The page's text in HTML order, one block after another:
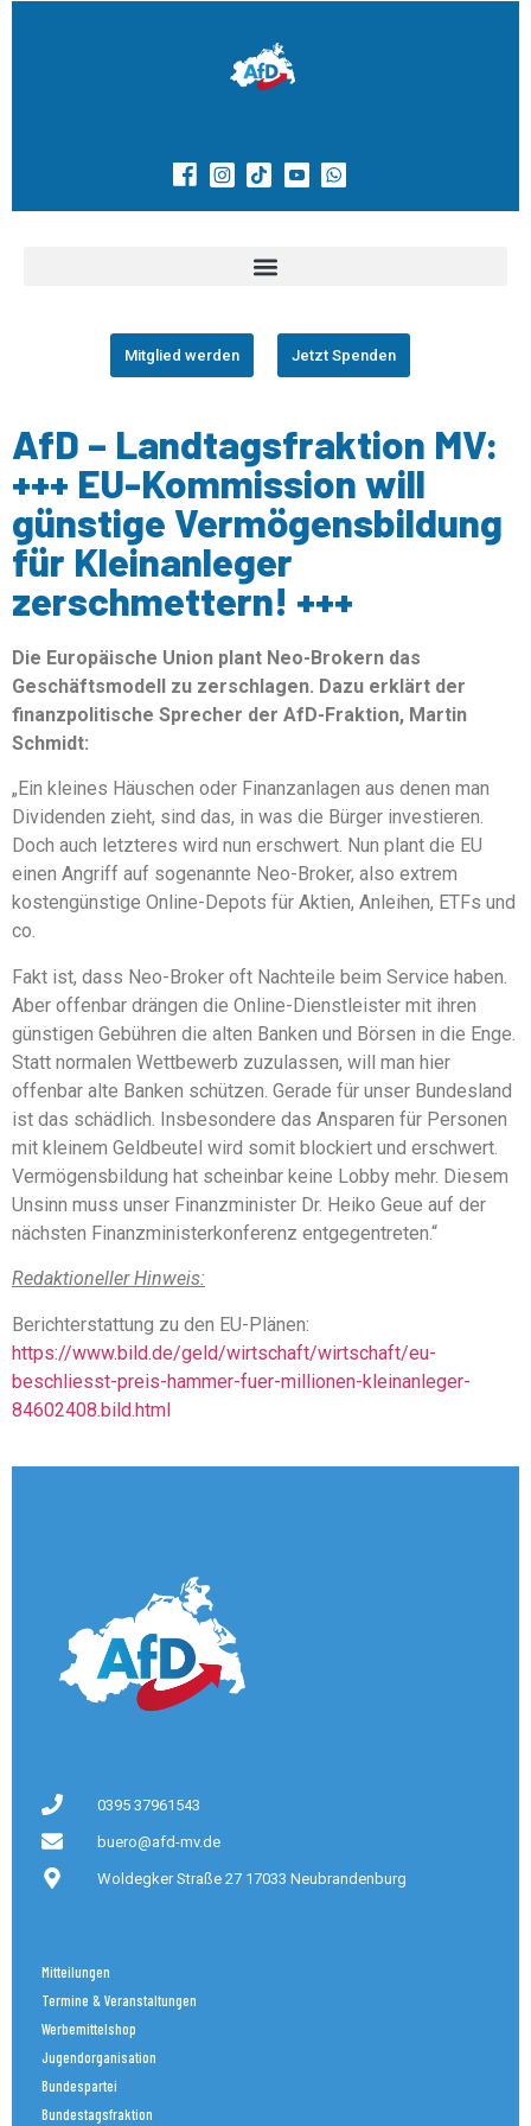
Mitglied werden Jetzt Spenden
AfD – Landtagsfraktion MV:
+++ EU-Kommission will
günstige Vermögensbildung
für Kleinanleger
zerschmettern! +++
Die Europäische Union plant Neo-Brokern das
Geschäftsmodell zu zerschlagen. Dazu erklärt der
finanzpolitische Sprecher der AfD-Fraktion, Martin
Schmidt:
„Ein kleines Häuschen oder Finanzanlagen aus denen man
Dividenden zieht, sind das, in was die Bürger investieren.
Doch auch letzteres wird nun erschwert. Nun plant die EU
einen Angriff auf sogenannte Neo-Broker, also extrem
kostengünstige Online-Depots für Aktien, Anleihen, ETFs und
co.
Fakt ist, dass Neo-Broker oft Nachteile beim Service haben.
Aber offenbar drängen die Online-Dienstleister mit ihren
günstigen Gebühren die alten Banken und Börsen in die Enge.
Statt normalen Wettbewerb zuzulassen, will man hier
offenbar alte Banken schützen. Gerade für unser Bundesland
ist das schädlich. Insbesondere das Ansparen für Personen
mit kleinem Geldbeutel wird somit blockiert und erschwert.
Vermögensbildung hat scheinbar keine Lobby mehr. Diesem
Unsinn muss unser Finanzminister Dr. Heiko Geue auf der
nächsten Finanzministerkonferenz entgegentreten.“
Redaktioneller Hinweis:
Berichterstattung zu den EU-Plänen:
https://www.bild.de/geld/wirtschaft/wirtschaft/eu-
beschliesst-preis-hammer-fuer-millionen-kleinanleger-
84602408.bild.html
0395 37961543
buero@afd-mv.de
Woldegker Straße 27 17033 Neubrandenburg
Mitteilungen
Termine & Veranstaltungen
Werbemittelshop
Jugendorganisation
Bundespartei
Bundestagsfraktion